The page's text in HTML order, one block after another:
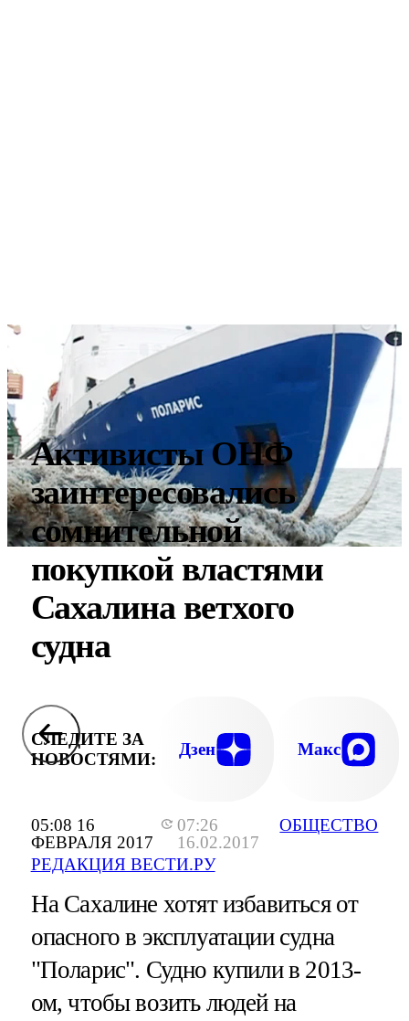
05:08 16
ФЕВРАЛЯ 2017
07:26
16.02.2017
РЕДАКЦИЯ ВЕСТИ.РУ
ОБЩЕСТВО
Активисты ОНФ
заинтересовались
сомнительной
покупкой властями
Сахалина ветхого
судна
СЛЕДИТЕ ЗА
НОВОСТЯМИ:
Дзен Макс
На Сахалине хотят избавиться от
опасного в эксплуатации судна
"Поларис". Судно купили в 2013-
ом, чтобы возить людей на